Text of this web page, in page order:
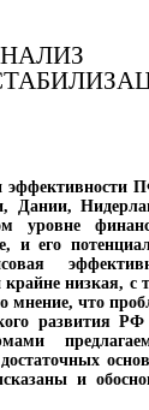
эффективности
Дании,
и его
низкая, с
мнение, что
развития
и